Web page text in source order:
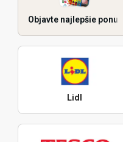
Objavte najlepšie ponuky
Lidl